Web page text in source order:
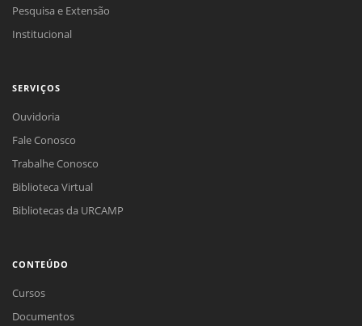
Pesquisa e Extensão
Institucional
SERVIÇOS
Ouvidoria
Fale Conosco
Trabalhe Conosco
Biblioteca Virtual
Bibliotecas da URCAMP
CONTEÚDO
Cursos
Documentos